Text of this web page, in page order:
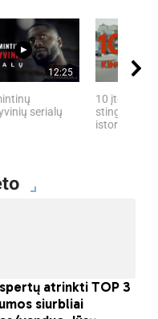
12:25
serialų
10 įtemptų,
stingdančių
istorijų